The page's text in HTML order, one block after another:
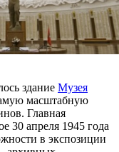
здание Музея
масштабную
Главная
30 апреля 1945 года
в экспозиции